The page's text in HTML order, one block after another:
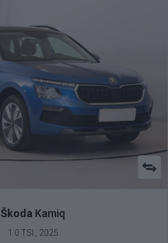
Škoda Kamiq
1.0 TSI , 2025